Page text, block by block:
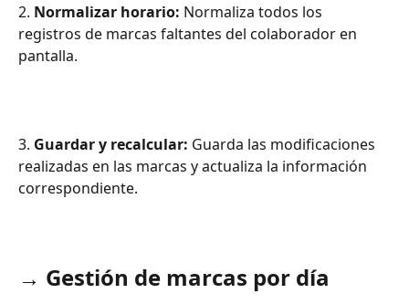
2. Normalizar horario: Normaliza todos los
registros de marcas faltantes del colaborador en
pantalla.
3. Guardar y recalcular: Guarda las modificaciones
realizadas en las marcas y actualiza la información
correspondiente.
→ Gestión de marcas por día